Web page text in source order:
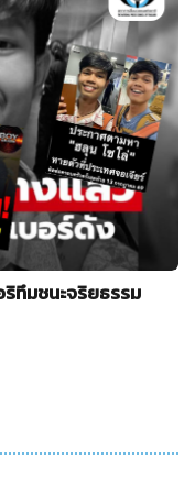
ริทึมชนะจริยธรรม